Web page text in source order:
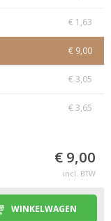
€ 1,63
€ 9,00
€ 3,05
€ 3,65
€ 9,00
incl. BTW
WINKELWAGEN